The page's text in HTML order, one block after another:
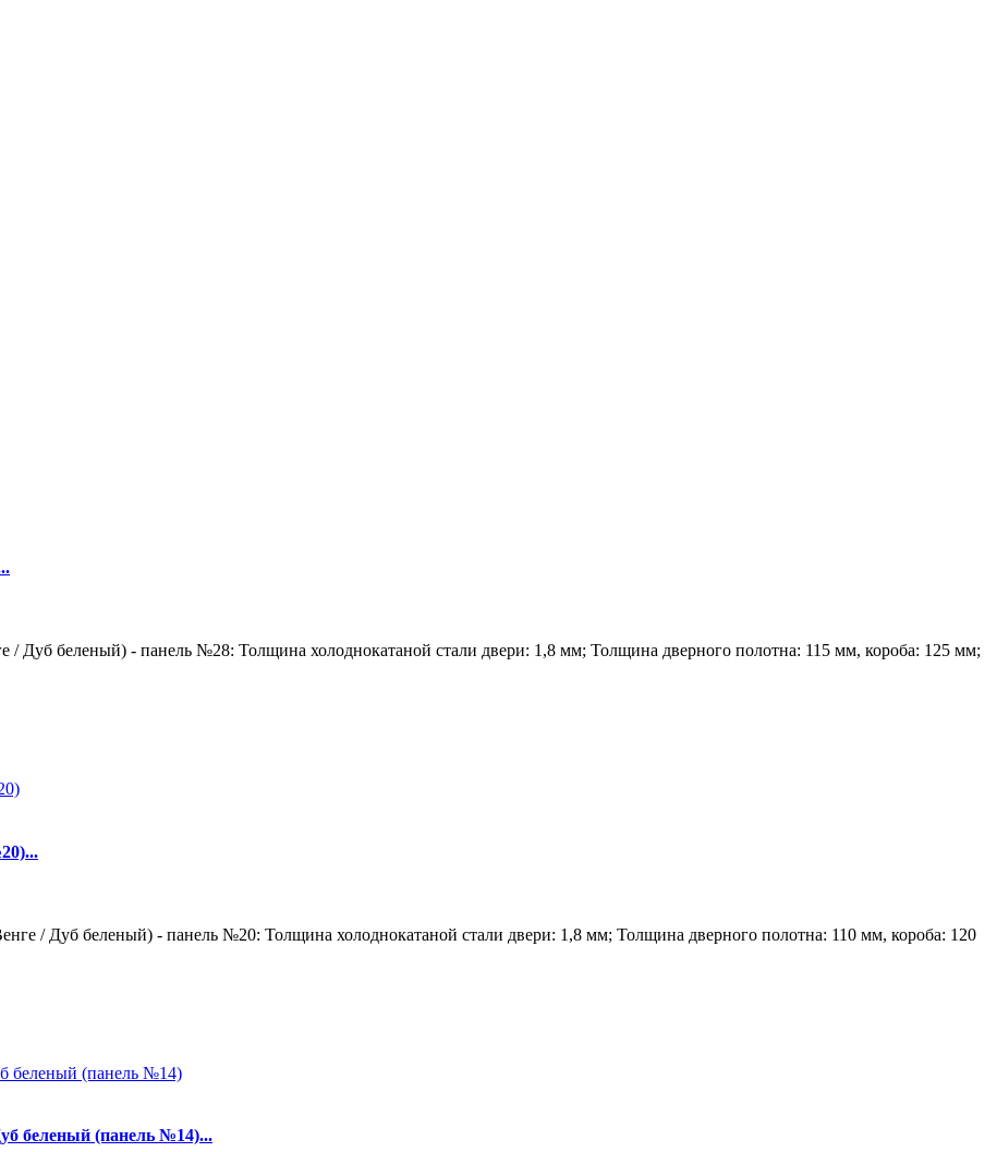
/ Дуб беленый) - панель №28: Толщина холоднокатаной стали двери: 1,8 мм; Толщина дверного полотна: 115 мм, короба: 125 мм;
/ Дуб беленый) - панель №20: Толщина холоднокатаной стали двери: 1,8 мм; Толщина дверного полотна: 110 мм, короба: 120
беленый (панель №14)...